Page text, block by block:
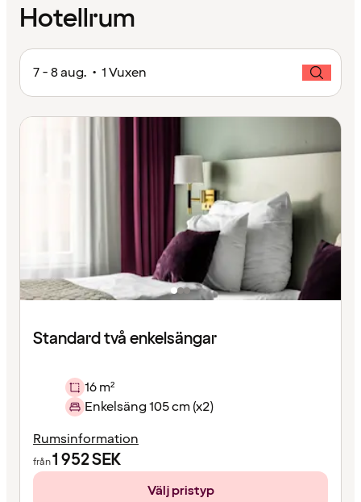
Hotellrum
7 - 8 aug. • 1 Vuxen
Standard två enkelsängar
16 m²
Enkelsäng 105 cm (x2)
Rumsinformation
från1 952SEK
Välj pristyp